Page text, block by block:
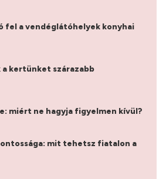
fel a vendéglátóhelyek konyhai
a kertünket szárazabb
miért ne hagyja figyelmen kívül?
mit tehetsz fiatalon a